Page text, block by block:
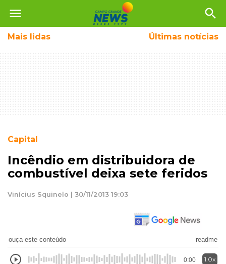
menu search
Mais lidas Últimas notícias
Capital
Incêndio em distribuidora de
combustível deixa sete feridos
Vinícius Squinelo | 30/11/2013 19:03
ouça este conteúdo readme
0:00 1.0x